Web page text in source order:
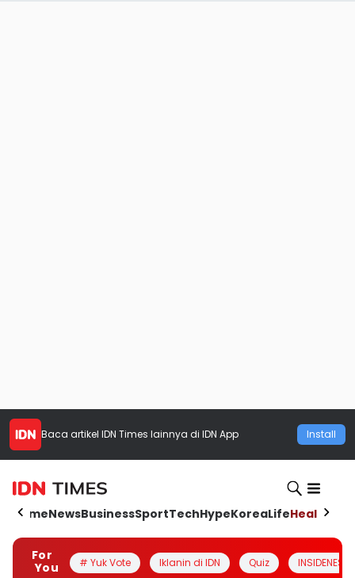
Baca artikel IDN Times lainnya di IDN App Install
HomeNewsBusinessSportTechHypeKoreaLifeHealth
For
You
# Yuk Vote Iklanin di IDN Quiz INSIDENESIA